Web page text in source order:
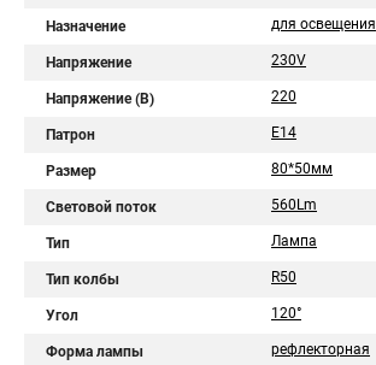
Назначение для освещения
Напряжение 230V
Напряжение (В) 220
Патрон E14
Размер 80*50мм
Световой поток 560Lm
Тип Лампа
Тип колбы R50
Угол 120°
Форма лампы рефлекторная